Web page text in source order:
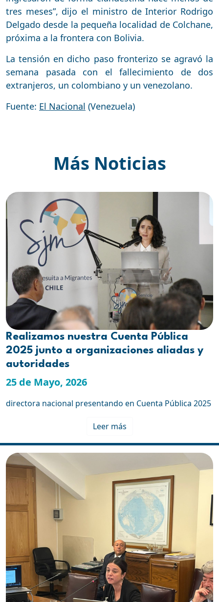
tres meses”, dijo el ministro de Interior Rodrigo
Delgado desde la pequeña localidad de Colchane,
próxima a la frontera con Bolivia.
La tensión en dicho paso fronterizo se agravó la
semana pasada con el fallecimiento de dos
extranjeros, un colombiano y un venezolano.
Fuente: El Nacional (Venezuela)
Más Noticias
Realizamos nuestra Cuenta Pública
2025 junto a organizaciones aliadas y
autoridades
25 de Mayo, 2026
directora nacional presentando en Cuenta Pública 2025
Leer más